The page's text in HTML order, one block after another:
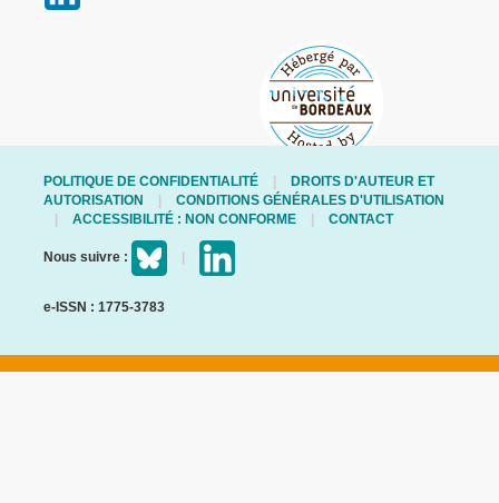
POLITIQUE DE CONFIDENTIALITÉ
DROITS D'AUTEUR ET
AUTORISATION
CONDITIONS GÉNÉRALES D'UTILISATION
ACCESSIBILITÉ : NON CONFORME
CONTACT
Nous suivre :
e-ISSN : 1775-3783